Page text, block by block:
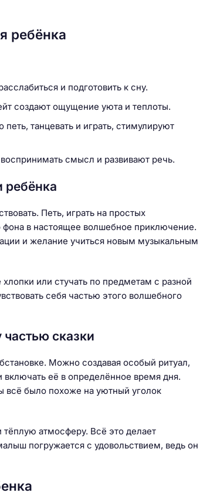
ребёнка
и подготовить к сну.
создают ощущение уюта и теплоты.
танцевать и играть, стимулируют
смысл и развивают речь.
ребёнка
Петь, играть на простых
фона в настоящее волшебное приключение.
и желание учиться новым музыкальным
или стучать по предметам с разной
себя частью этого волшебного
сказки
Можно создавая особый ритуал,
её в определённое время дня.
было похоже на уютный уголок
атмосферу. Всё это делает
погружается с удовольствием, ведь он